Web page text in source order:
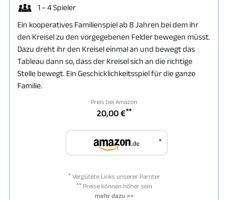
1 – 4 Spieler
Ein kooperatives Familienspiel ab 8 Jahren bei dem ihr
den Kreisel zu den vorgegebenen Felder bewegen müsst.
Dazu dreht ihr den Kreisel einmal an und bewegt das
Tableau dann so, dass der Kreisel sich an die richtige
Stelle bewegt. Ein Geschicklichkeitsspiel für die ganze
Familie.
Preis bei Amazon
20,00 €**
*
*Vergütete Links unserer Parnter
**Preise können höher sein
mehr dazu >>